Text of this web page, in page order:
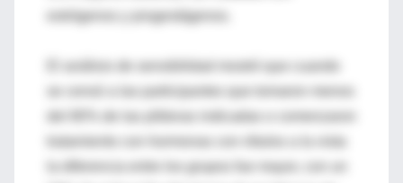
estrógenos y progestágenos.
la diferencia entre los grupos fue mayor, con un